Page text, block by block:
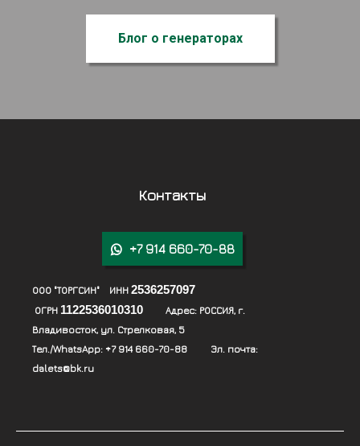
Блог о генераторах
Контакты
 +7 914 660-70-88
ООО "ТОРГСИН" ИНН 2536257097
ОГРН 1122536010310 Адрес: РОССИЯ, г.
Владивосток, ул. Стрелковая, 5
Тел./WhatsApp: +7 914 660-70-88 Эл. почта:
dalets@bk.ru